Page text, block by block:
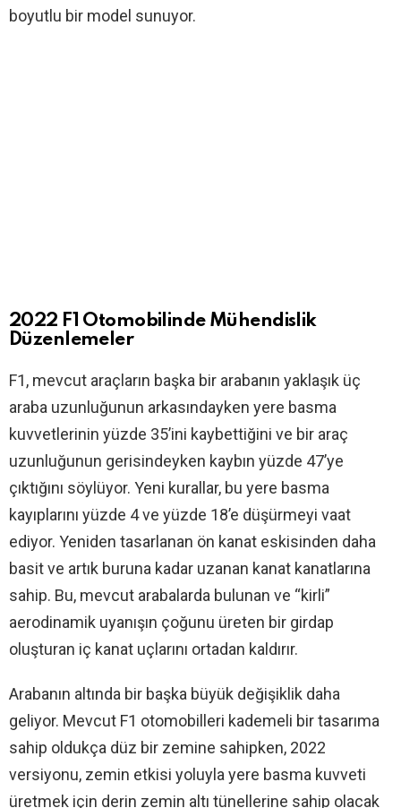
boyutlu bir model sunuyor.
2022 F1 Otomobilinde Mühendislik
Düzenlemeler
F1, mevcut araçların başka bir arabanın yaklaşık üç
araba uzunluğunun arkasındayken yere basma
kuvvetlerinin yüzde 35’ini kaybettiğini ve bir araç
uzunluğunun gerisindeyken kaybın yüzde 47’ye
çıktığını söylüyor. Yeni kurallar, bu yere basma
kayıplarını yüzde 4 ve yüzde 18’e düşürmeyi vaat
ediyor. Yeniden tasarlanan ön kanat eskisinden daha
basit ve artık buruna kadar uzanan kanat kanatlarına
sahip. Bu, mevcut arabalarda bulunan ve “kirli”
aerodinamik uyanışın çoğunu üreten bir girdap
oluşturan iç kanat uçlarını ortadan kaldırır.
Arabanın altında bir başka büyük değişiklik daha
geliyor. Mevcut F1 otomobilleri kademeli bir tasarıma
sahip oldukça düz bir zemine sahipken, 2022
versiyonu, zemin etkisi yoluyla yere basma kuvveti
üretmek için derin zemin altı tünellerine sahip olacak